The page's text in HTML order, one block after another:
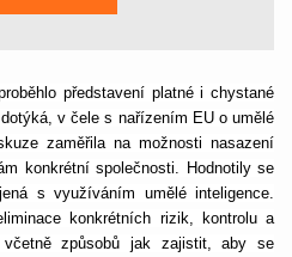
představení platné i chystané
v čele s nařízením EU o umělé
zaměřila na možnosti nasazení
konkrétní společnosti. Hodnotily se
s využíváním umělé inteligence.
konkrétních rizik, kontrolu a
způsobů jak zajistit, aby se